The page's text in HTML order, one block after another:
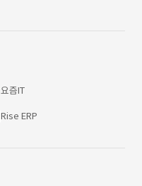
요즘IT
Rise ERP